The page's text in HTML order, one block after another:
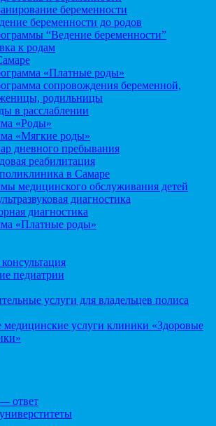
беременности
беременности до родов
“Ведение беременности”
к родам
«Платные роды»
сопровождения беременной,
родильницы
в расслаблении
«Роды»
«Мягкие роды»
дневного пребывания
реабилитация
в Самаре
медицинского обслуживания детей
диагностика
диагностика
«Платные роды»
педиатрии
услуги для владельцев полиса
услуги клиники «Здоровые
ответ